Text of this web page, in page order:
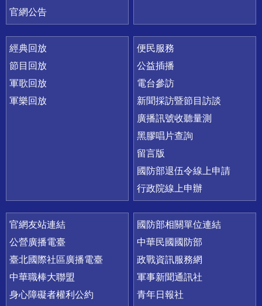
官網公告
經典回放
節目回放
軍歌回放
軍樂回放
便民服務
公益插播
電台參訪
新聞採訪暨節目訪談
廣播訊號收聽量測
黑膠唱片查詢
留言版
國防部退伍令線上申請
行政院線上申辦
官網友站連結
公營廣播電臺
臺北國際社區廣播電臺
中華職棒大聯盟
身心障礙者權利公約
國防部相關單位連結
中華民國國防部
政戰資訊服務網
軍事新聞通訊社
青年日報社